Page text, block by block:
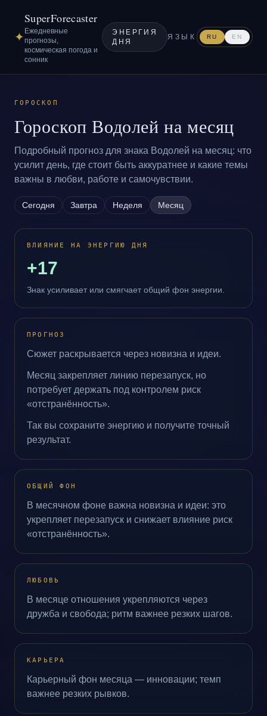
✦
SuperForecaster
Ежедневные
прогнозы,
космическая погода и
сонник
ЭНЕРГИЯ
ДНЯ
ЯЗЫК RU EN
ГОРОСКОП
Гороскоп Водолей на месяц
Подробный прогноз для знака Водолей на месяц: что
усилит день, где стоит быть аккуратнее и какие темы
важны в любви, работе и самочувствии.
Сегодня Завтра Неделя Месяц
ВЛИЯНИЕ НА ЭНЕРГИЮ ДНЯ
+17
Знак усиливает или смягчает общий фон энергии.
ПРОГНОЗ
Сюжет раскрывается через новизна и идеи.
Месяц закрепляет линию перезапуск, но
потребует держать под контролем риск
«отстранённость».
Так вы сохраните энергию и получите точный
результат.
ОБЩИЙ ФОН
В месячном фоне важна новизна и идеи: это
укрепляет перезапуск и снижает влияние риск
«отстранённость».
ЛЮБОВЬ
В месяце отношения укрепляются через
дружба и свобода; ритм важнее резких шагов.
КАРЬЕРА
Карьерный фон месяца — инновации; темп
важнее резких рывков.